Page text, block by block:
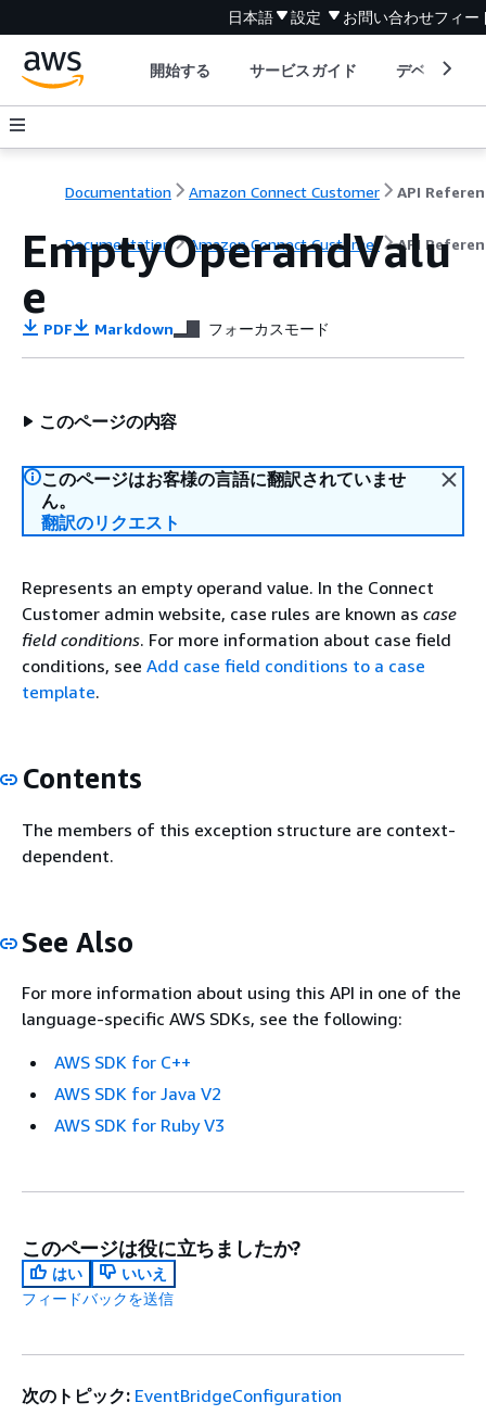
日本語 設定 お問い合わせフィー
開始する サービスガイド デベロッパ
Documentation Amazon Connect Customer API
Documentation Amazon Connect Customer API
EmptyOperandValu
e
PDF Markdown フォーカスモード
このページの内容
このページはお客様の言語に翻訳されていませ
ん。
翻訳のリクエスト
Represents an empty operand value. In the Connect
Customer admin website, case rules are known as case
field conditions. For more information about case field
conditions, see Add case field conditions to a case
template.
Contents
The members of this exception structure are context-
dependent.
See Also
For more information about using this API in one of the
language-specific AWS SDKs, see the following:
AWS SDK for C++
AWS SDK for Java V2
AWS SDK for Ruby V3
このページは役に立ちましたか?
はい
いいえ
フィードバックを送信
次のトピック: EventBridgeConfiguration